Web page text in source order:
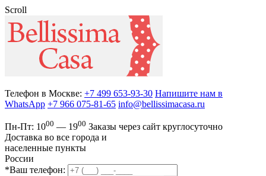
Scroll
Телефон в Москве: +7 499 653-93-30 Напишите нам в
WhatsApp +7 966 075-81-65 info@bellissimacasa.ru
Пн-Пт: 1000 — 1900 Заказы через сайт круглосуточно
Доставка во все города и
населенные пункты
России
*Ваш телефон: